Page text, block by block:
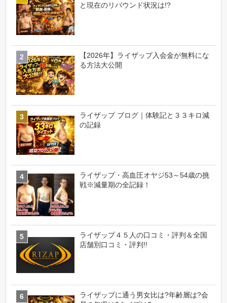
と現在のリバウンド状況は!?
【2026年】ライザップ入会金が無料にな
る方法大公開
ライザップ ブログ｜体験記と３３キロ減
の記録
ライザップ・高血圧オヤジ53～54歳の挑
戦※減量期の全記録！
ライザップ４５人の口コミ・評判＆全国
店舗別口コミ・評判!!
ライザップに通う男女比は?年齢層は?会